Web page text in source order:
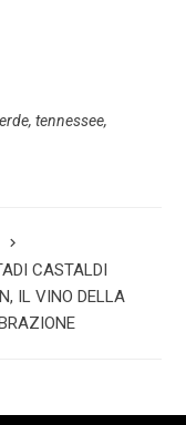
,tennessee,
CASTALDI
IL VINO DELLA